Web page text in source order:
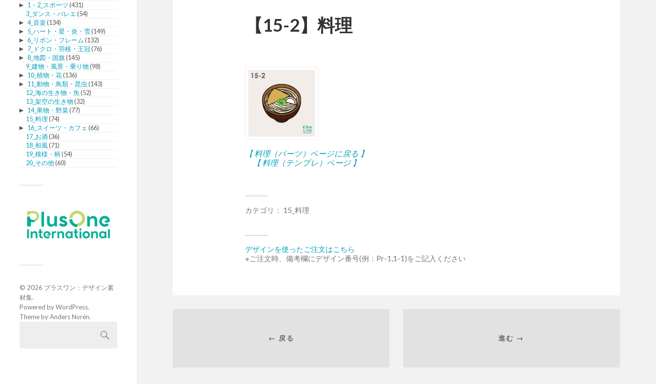
► 1・2_スポーツ(431)
3_ダンス・バレエ(54)
► 4_音楽(134)
► 5_ハート・星・炎・雪(149)
► 6_リボン・フレーム(132)
► 7_ドクロ・羽根・王冠(76)
► 8_地図・国旗(145)
9_建物・風景・乗り物(98)
► 10_植物・花(136)
► 11_動物・鳥類・昆虫 (143)
12_海の生き物・魚 (52)
13_架空の生き物(32)
► 14_果物・野菜(77)
15_料理(74)
► 16_スイーツ・カフェ (66)
17_お酒(36)
18_和風(71)
19_模様・柄(54)
20_その他(60)
© 2026 プラスワン：デザイン素
材集.
Powered byWordPress.
Theme byAnders Norén.
【15-2】料理
【 料理（パーツ）ページに戻る 】
【 料理（テンプレ）ページ 】
カテゴリ： 15_料理
デザインを使ったご注文はこちら
※ご注文時、備考欄にデザイン番号(例：Pr-1,1-1)をご記入ください
← 戻る 進む →